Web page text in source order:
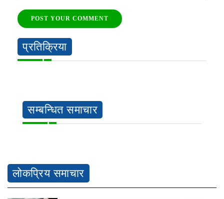
POST YOUR COMMENT
प्रतिक्रिया
सम्बन्धित समाचार
लोकप्रिय समाचार